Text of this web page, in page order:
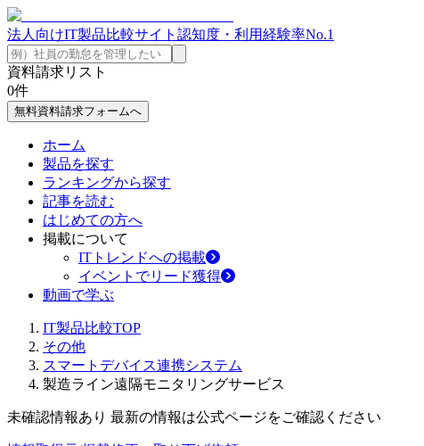
法人向けIT製品比較サイト 認知度・利用経験率No.1
資料請求リスト
0件
無料資料請求フォームへ
ホーム
製品を探す
ランキングから探す
記事を読む
はじめての方へ
掲載について
ITトレンドへの掲載
イベントでリード獲得
動画で学ぶ
IT製品比較TOP
その他
スマートデバイス連携システム
製造ライン遠隔モニタリングサービス
未確認情報あり 最新の情報は公式ページをご確認ください